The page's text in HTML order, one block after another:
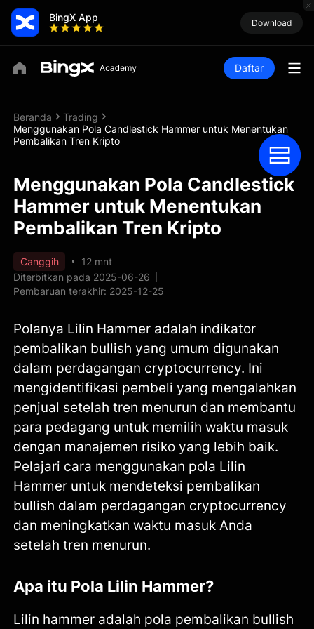
BingX App Download
Daftar
Beranda
Trading
Menggunakan Pola Candlestick Hammer untuk Menentukan
Pembalikan Tren Kripto
Menggunakan Pola Candlestick
Hammer untuk Menentukan
Pembalikan Tren Kripto
Canggih
12 mnt
Diterbitkan pada 2025-06-26
Pembaruan terakhir: 2025-12-25
Polanya Lilin Hammer adalah indikator
pembalikan bullish yang umum digunakan
dalam perdagangan cryptocurrency. Ini
mengidentifikasi pembeli yang mengalahkan
penjual setelah tren menurun dan membantu
para pedagang untuk memilih waktu masuk
dengan manajemen risiko yang lebih baik.
Pelajari cara menggunakan pola Lilin
Hammer untuk mendeteksi pembalikan
bullish dalam perdagangan cryptocurrency
dan meningkatkan waktu masuk Anda
setelah tren menurun.
Apa itu Pola Lilin Hammer?
Lilin hammer adalah pola pembalikan bullish